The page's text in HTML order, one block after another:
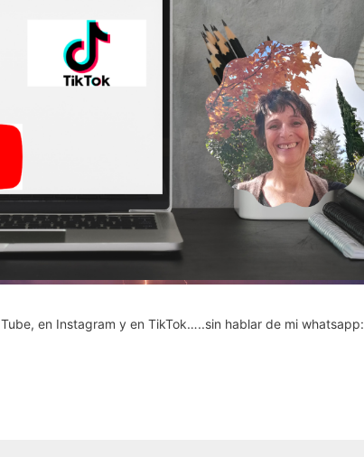
en Instagram y en TikTok…..sin hablar de mi whatsapp: